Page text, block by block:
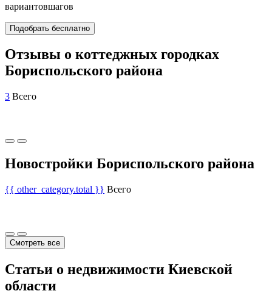
вариантовшагов
Подобрать бесплатно
Отзывы о коттеджных городках
Бориспольского района
3 Всего
Новостройки Бориспольского района
{{ other_category.total }} Всего
Смотреть все
Статьи о недвижимости Киевской
области